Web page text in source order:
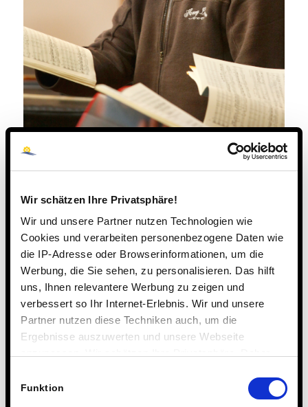
Wir schätzen Ihre Privatsphäre!
Wir und unsere Partner nutzen Technologien wie
Cookies und verarbeiten personenbezogene Daten wie
die IP-Adresse oder Browserinformationen, um die
Werbung, die Sie sehen, zu personalisieren. Das hilft
uns, Ihnen relevantere Werbung zu zeigen und
verbessert so Ihr Internet-Erlebnis. Wir und unsere
Partner nutzen diese Techniken auch, um die
Ergebnisse auszuwerten und unsere Webseite
Technologien.
Funktion